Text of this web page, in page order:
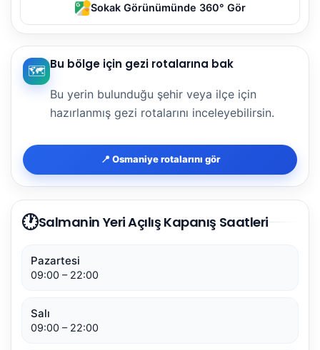
Sokak Görünümünde 360° Gör
🗺️ Bu bölge için gezi rotalarına bak
Bu yerin bulunduğu şehir veya ilçe için
hazırlanmış gezi rotalarını inceleyebilirsin.
📍 Osmaniye rotalarını gör
🕐Salmanin Yeri Açılış Kapanış Saatleri
Pazartesi
09:00 – 22:00
Salı
09:00 – 22:00